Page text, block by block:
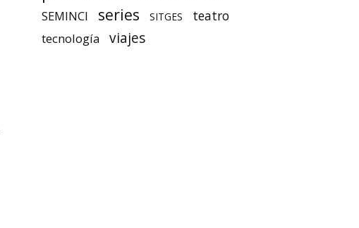
SEMINCI series SITGES teatro
tecnología viajes